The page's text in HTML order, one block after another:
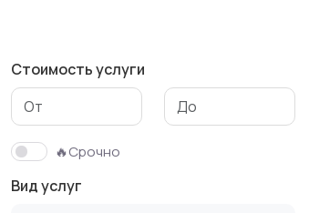
Изготовление на
заказ
Продукты
Стоимость услуги
🔥Срочно
Вид услуг